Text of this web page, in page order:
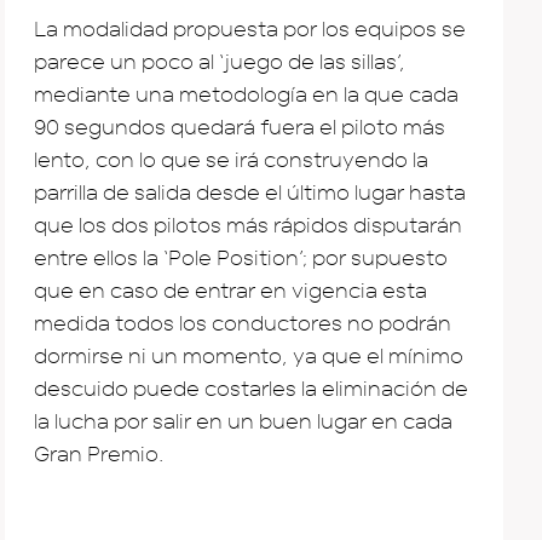
La modalidad propuesta por los equipos se
parece un poco al ‘juego de las sillas’,
mediante una metodología en la que cada
90 segundos quedará fuera el piloto más
lento, con lo que se irá construyendo la
parrilla de salida desde el último lugar hasta
que los dos pilotos más rápidos disputarán
entre ellos la ‘Pole Position’; por supuesto
que en caso de entrar en vigencia esta
medida todos los conductores no podrán
dormirse ni un momento, ya que el mínimo
descuido puede costarles la eliminación de
la lucha por salir en un buen lugar en cada
Gran Premio.